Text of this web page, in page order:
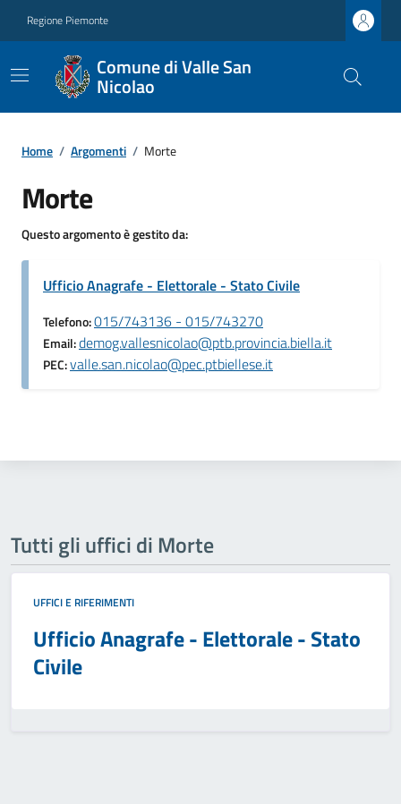
Regione Piemonte
Comune di Valle San
Nicolao
Home / Argomenti / Morte
Morte
Questo argomento è gestito da:
Ufficio Anagrafe - Elettorale - Stato Civile
Telefono:015/743136 - 015/743270
Email:demog.vallesnicolao@ptb.provincia.biella.it
PEC:valle.san.nicolao@pec.ptbiellese.it
Tutti gli uffici di Morte
UFFICI E RIFERIMENTI
Ufficio Anagrafe - Elettorale - Stato
Civile